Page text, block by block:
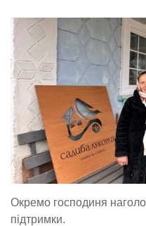
Окремо господиня
підтримки.